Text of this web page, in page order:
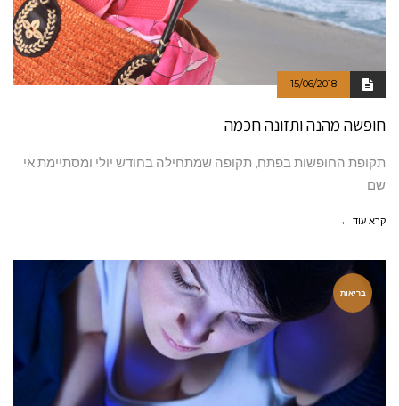
15/06/2018
חופשה מהנה ותזונה חכמה
תקופת החופשות בפתח, תקופה שמתחילה בחודש יולי ומסתיימת אי
שם
קרא עוד ←
בריאות